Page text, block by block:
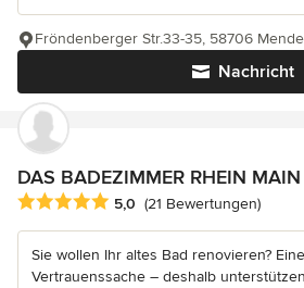
Nachricht
Fröndenberger Str.33-35, 58706
DAS BADEZIMMER RHEIN MAIN
Durchschnittliche Bewertung: 5 von 5
5,0 (21 Bewertungen)
Sie wollen Ihr altes Bad renovieren?
Vertrauenssache – deshalb